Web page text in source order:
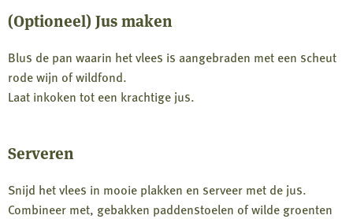
(Optioneel) Jus maken
Blus de pan waarin het vlees is aangebraden met een scheut
rode wijn of wildfond.
Laat inkoken tot een krachtige jus.
Serveren
Snijd het vlees in mooie plakken en serveer met de jus.
Combineer met, gebakken paddenstoelen of wilde groenten